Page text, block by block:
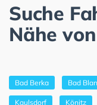
Suche
Nähe
Bad Berka Bad
Kaulsdorf Könitz